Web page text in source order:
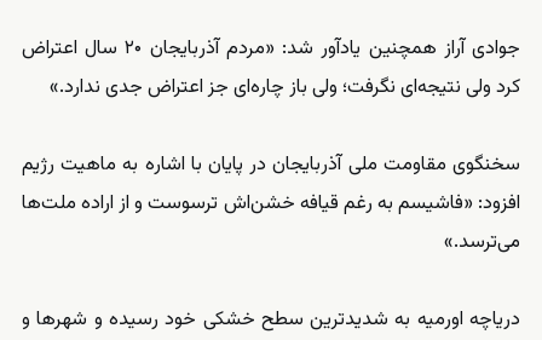
جوادی آراز همچنین یادآور شد: «مردم آذربایجان ۲۰ سال اعتراض
کرد ولی نتیجه‌ای نگرفت؛ ولی باز چاره‌ای جز اعتراض جدی ندارد.»
سخنگوی مقاومت ملی آذربایجان در پایان با اشاره به ماهیت رژیم
افزود: «فاشیسم به رغم قیافه خشن‌اش ترسوست و از اراده ملت‌ها
می‌ترسد.»
دریاچه اورمیه به شدیدترین سطح خشکی خود رسیده و شهرها و